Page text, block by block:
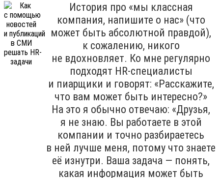
История про «мы классная
компания, напишите о нас» (что
может быть абсолютной правдой),
к сожалению, никого
не вдохновляет. Ко мне регулярно
подходят HR-специалисты
и пиарщики и говорят: «Расскажите,
что вам может быть интересно?»
На это я обычно отвечаю: «Друзья,
я не знаю. Вы работаете в этой
компании и точно разбираетесь
в ней лучше меня, потому что знаете
её изнутри. Ваша задача — понять,
какая информация может быть